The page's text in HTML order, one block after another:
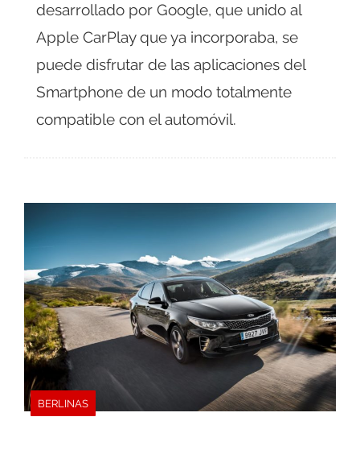
desarrollado por Google, que unido al
Apple CarPlay que ya incorporaba, se
puede disfrutar de las aplicaciones del
Smartphone de un modo totalmente
compatible con el automóvil.
BERLINAS